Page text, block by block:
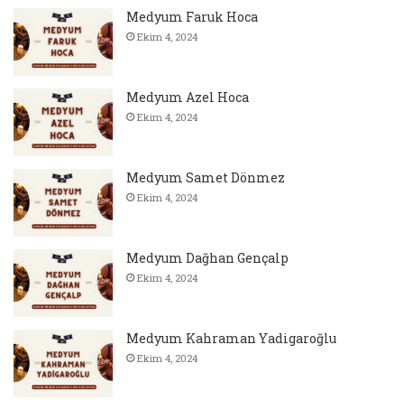
Medyum Faruk Hoca
Ekim 4, 2024
Medyum Azel Hoca
Ekim 4, 2024
Medyum Samet Dönmez
Ekim 4, 2024
Medyum Dağhan Gençalp
Ekim 4, 2024
Medyum Kahraman Yadigaroğlu
Ekim 4, 2024